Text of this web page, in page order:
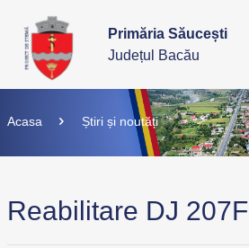
Primăria Săucești
Județul Bacău
Acasa Știri și noutăți
Reabilitare DJ 207F